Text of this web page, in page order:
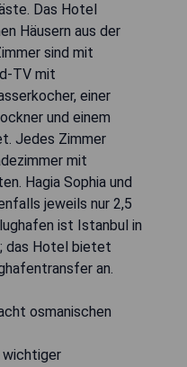
Das Hotel
Häusern aus der
sind mit
TV mit
einer
und einem
Jedes Zimmer
mit
Hagia Sophia und
jeweils nur 2,5
ist Istanbul in
das Hotel bietet
an.
osmanischen
wichtiger